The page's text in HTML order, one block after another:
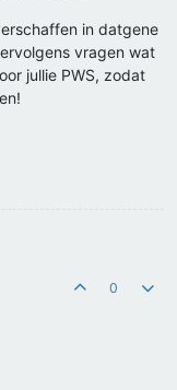
in datgene
vragen wat
jullie PWS, zodat
0